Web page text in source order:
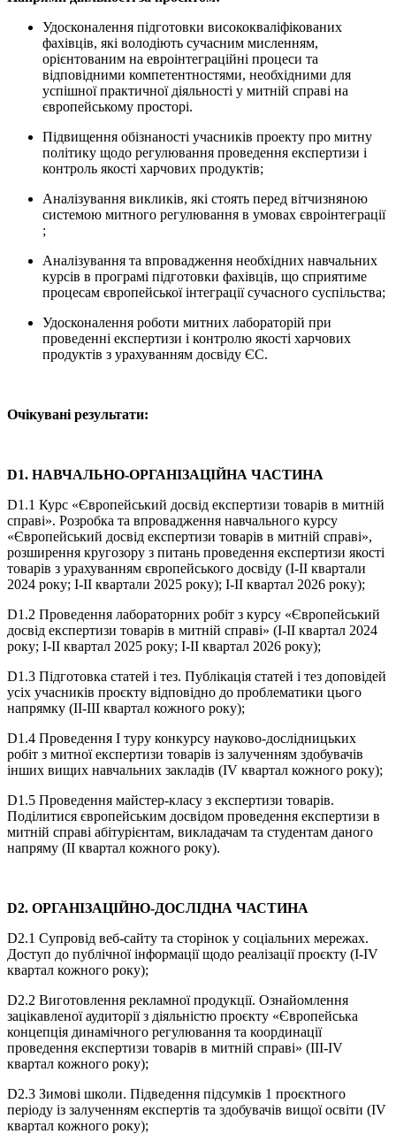
Удосконалення підготовки висококваліфікованих
фахівців, які володіють сучасним мисленням,
орієнтованим на евроінтеграційні процеси та
відповідними компетентностями, необхідними для
успішної практичної діяльності у митній справі на
європейському просторі.
Підвищення обізнаності учасників проекту про митну
політику щодо регулювання проведення експертизи і
контроль якості харчових продуктів;
Аналізування викликів, які стоять перед вітчизняною
системою митного регулювання в умовах євроінтеграції
;
Аналізування та впровадження необхідних навчальних
курсів в програмі підготовки фахівців, що сприятиме
процесам європейської інтеграції сучасного суспільства;
Удосконалення роботи митних лабораторій при
проведенні експертизи і контролю якості харчових
продуктів з урахуванням досвіду ЄС.
Очікувані результати:
D1. НАВЧАЛЬНО-ОРГАНІЗАЦІЙНА ЧАСТИНА
D1.1 Курс «Європейський досвід експертизи товарів в митній
справі». Розробка та впровадження навчального курсу
«Європейський досвід експертизи товарів в митній справі»,
розширення кругозору з питань проведення експертизи якості
товарів з урахуванням європейського досвіду (І-ІІ квартали
2024 року; І-ІІ квартали 2025 року); І-ІІ квартал 2026 року);
D1.2 Проведення лабораторних робіт з курсу «Європейський
досвід експертизи товарів в митній справі» (І-ІІ квартал 2024
року; І-ІІ квартал 2025 року; І-ІІ квартал 2026 року);
D1.3 Підготовка статей і тез. Публікація статей і тез доповідей
усіх учасників проєкту відповідно до проблематики цього
напрямку (ІІ-ІІІ квартал кожного року);
D1.4 Проведення І туру конкурсу науково-дослідницьких
робіт з митної експертизи товарів із залученням здобувачів
інших вищих навчальних закладів (IV квартал кожного року);
D1.5 Проведення майстер-класу з експертизи товарів.
Поділитися європейським досвідом проведення експертизи в
митній справі абітурієнтам, викладачам та студентам даного
напряму (ІІ квартал кожного року).
D2. ОРГАНІЗАЦІЙНО-ДОСЛІДНА ЧАСТИНА
D2.1 Супровід веб-сайту та сторінок у соціальних мережах.
Доступ до публічної інформації щодо реалізації проєкту (І-ІV
квартал кожного року);
D2.2 Виготовлення рекламної продукції. Ознайомлення
зацікавленої аудиторії з діяльністю проєкту «Європейська
концепція динамічного регулювання та координації
проведення експертизи товарів в митній справі» (ІІІ-ІV
квартал кожного року);
D2.3 Зимові школи. Підведення підсумків 1 проєктного
періоду із залученням експертів та здобувачів вищої освіти (IV
квартал кожного року);